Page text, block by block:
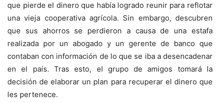
que pierde el dinero que había logrado reunir para reflotar
una vieja cooperativa agrícola. Sin embargo, descubren
que sus ahorros se perdieron a causa de una estafa
realizada por un abogado y un gerente de banco que
contaban con información de lo que se iba a desencadenar
en el país. Tras esto, el grupo de amigos tomará la
decisión de elaborar un plan para recuperar el dinero que
les pertenece.